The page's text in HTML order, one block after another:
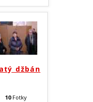
džbán
10Fotky